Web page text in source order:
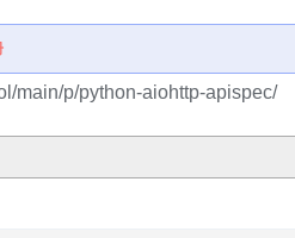
main/p/python-aiohttp-apispec/